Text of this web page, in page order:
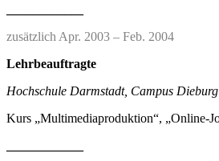
zusätzlich Apr. 2003 – Feb. 2004
Lehrbeauftragte
Hochschule Darmstadt, Campus Dieburg
Kurs „Multimediaproduktion“, „Online-